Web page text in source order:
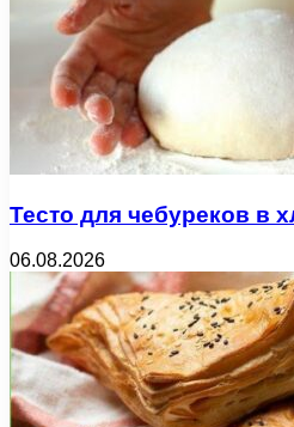
Тесто для чебуреков в
06.08.2026